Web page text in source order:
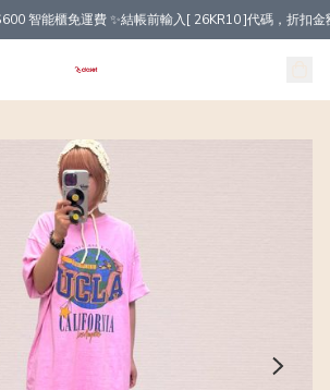
智能櫃免運費 ✨結帳前輸入[ 26KR10 ]代碼，折扣金